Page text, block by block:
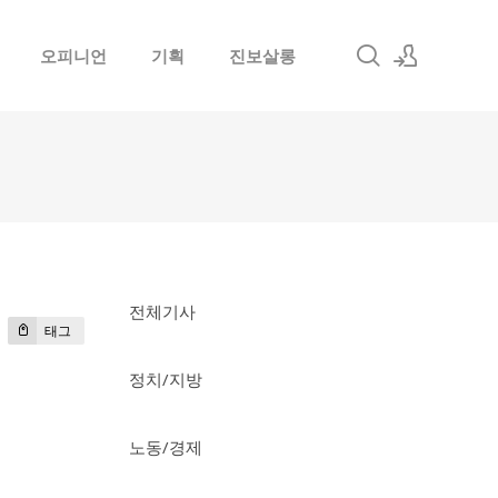
오피니언 기획 진보살롱
전체기사
정치/지방
노동/경제
태그